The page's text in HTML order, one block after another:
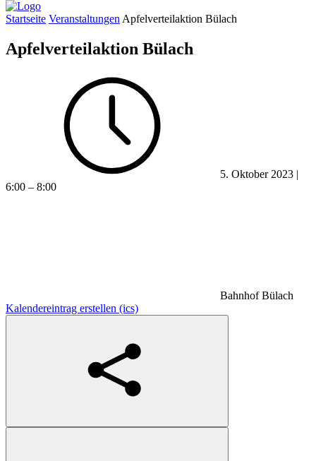
Startseite Veranstaltungen Apfelverteilaktion Bülach
Apfelverteilaktion Bülach
5. Oktober 2023 |
6:00 – 8:00
Bahnhof Bülach
Kalendereintrag erstellen (ics)